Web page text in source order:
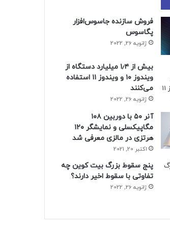
فروش سازنده جاسوس‌افزار
پگاسوس
ژانویه 26, 2022
بیش از ۱٫۴ میلیارد دستگاه از
ویندوز ۱۰ و ویندوز ۱۱ استفاده
می‌کنند
ژانویه 26, 2022
آنر ۵۰ با دوربین ۱۰۸
مگاپیکسلی و نمایشگر ۱۲۰
هرتزی در مالزی معرفی شد
اکتبر 20, 2021
پنج سقوط بزرگ بیت کوین چه
تفاوتی با سقوط اخیر دارند؟
ژانویه 26, 2022